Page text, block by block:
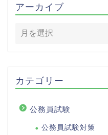
アーカイブ
カテゴリー
公務員試験
公務員試験対策